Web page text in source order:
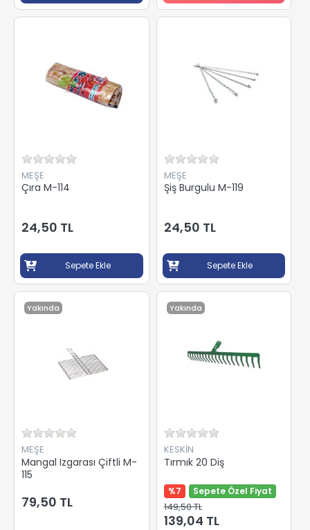
MEŞE
Çıra M-114
24,50 TL
Sepete Ekle
MEŞE
Şiş Burgulu M-119
24,50 TL
Sepete Ekle
Yakında
MEŞE
Mangal Izgarası Çiftli M-
115
79,50 TL
Yakında
KESKİN
Tırmık 20 Diş
%7 Sepete Özel Fiyat
149,50 TL
139,04 TL